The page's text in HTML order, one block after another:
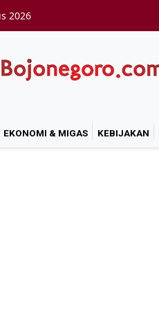
2026
EKONOMI & MIGAS KEBIJAKAN